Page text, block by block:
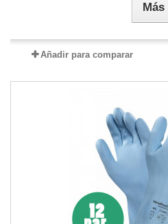
Más
Añadir para comparar